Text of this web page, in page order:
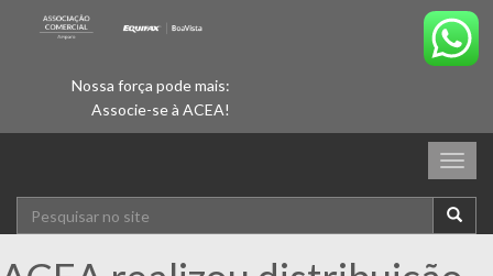
Nossa força pode mais:
Associe-se à ACEA!